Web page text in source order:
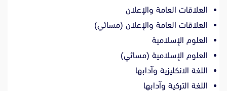
العلاقات العامة والإعلان
العلاقات العامة والإعلان (مسائي)
العلوم الإسلامية
العلوم الإسلامية (مسائي)
اللغة الانكليزية وآدابها
اللغة التركية وآدابها